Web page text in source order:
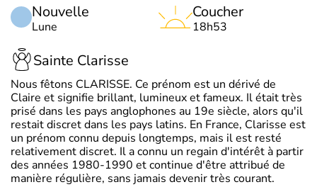
Nouvelle
Lune
Coucher
18h53
Sainte Clarisse
Nous fêtons CLARISSE. Ce prénom est un dérivé de
Claire et signifie brillant, lumineux et fameux. Il était très
prisé dans les pays anglophones au 19e siècle, alors qu'il
restait discret dans les pays latins. En France, Clarisse est
un prénom connu depuis longtemps, mais il est resté
relativement discret. Il a connu un regain d'intérêt à partir
des années 1980-1990 et continue d'être attribué de
manière régulière, sans jamais devenir très courant.